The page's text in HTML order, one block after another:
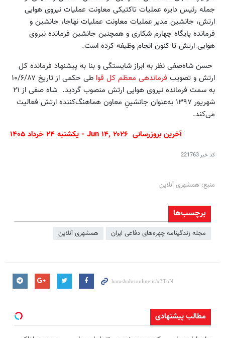
جمله رئیس دایره عملیات تاکتیکی معاونت عملیات نیروی هوایی
ارتش، جانشین مدیر عملیات معاونت عملیات نهاجا، جانشین و
فرمانده پایگاه چهارم شکاری و همچنین جانشین فرمانده نیروی
هوایی ارتش تا کنون انجام وظیفه کرده است.
حسن شاه‌صفی نظر به ابراز شایستگی و بنا به پیشنهاد فرمانده کل
ارتش و تصویب فرماندهی معظم کل قوا
طی حکمی از تاریخ ۱۰/۶/۸۷
به سمت فرمانده نیروی هوایی ارتش منصوب گردید. شاه صفی از ۲۱
شهریور ۱۳۹۷ به‌عنوان جانشینِ معاون هماهنگ‌کننده ارتش فعالیت
می‌کند.
آخرین بروزرسانی Jun ۱۴, ۲۰۲۶ - یکشنبه ۲۴ خرداد ۱۴۰۵
کد خبر221763
منبع: همشهری آنلاین
برچسب‌ها
مجله زندگینامه چهره‌های دفاعی ایران همشهری آنلاین
مطالب پیشنهادی